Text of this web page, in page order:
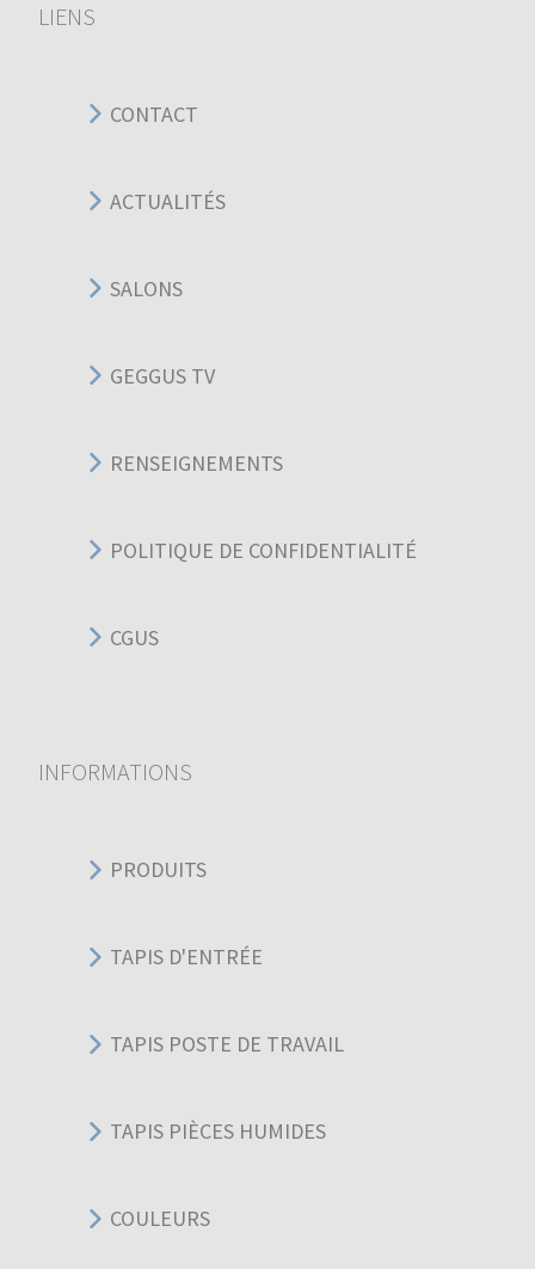
LIENS
CONTACT
ACTUALITÉS
SALONS
GEGGUS TV
RENSEIGNEMENTS
POLITIQUE DE CONFIDENTIALITÉ
CGUS
INFORMATIONS
PRODUITS
TAPIS D'ENTRÉE
TAPIS POSTE DE TRAVAIL
TAPIS PIÈCES HUMIDES
COULEURS